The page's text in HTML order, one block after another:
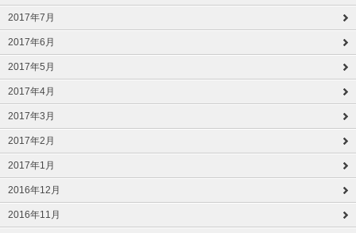
2017年7月
2017年6月
2017年5月
2017年4月
2017年3月
2017年2月
2017年1月
2016年12月
2016年11月